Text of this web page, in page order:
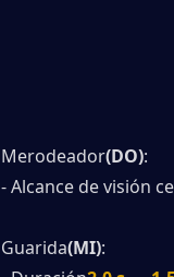
Merodeador(DO):
- Alcance de visión
Guarida(MI):